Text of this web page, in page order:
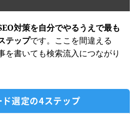
対策を自分でやるうえで最も
テップです。ここを間違える
を書いても検索流入につながり
ド選定の4ステップ